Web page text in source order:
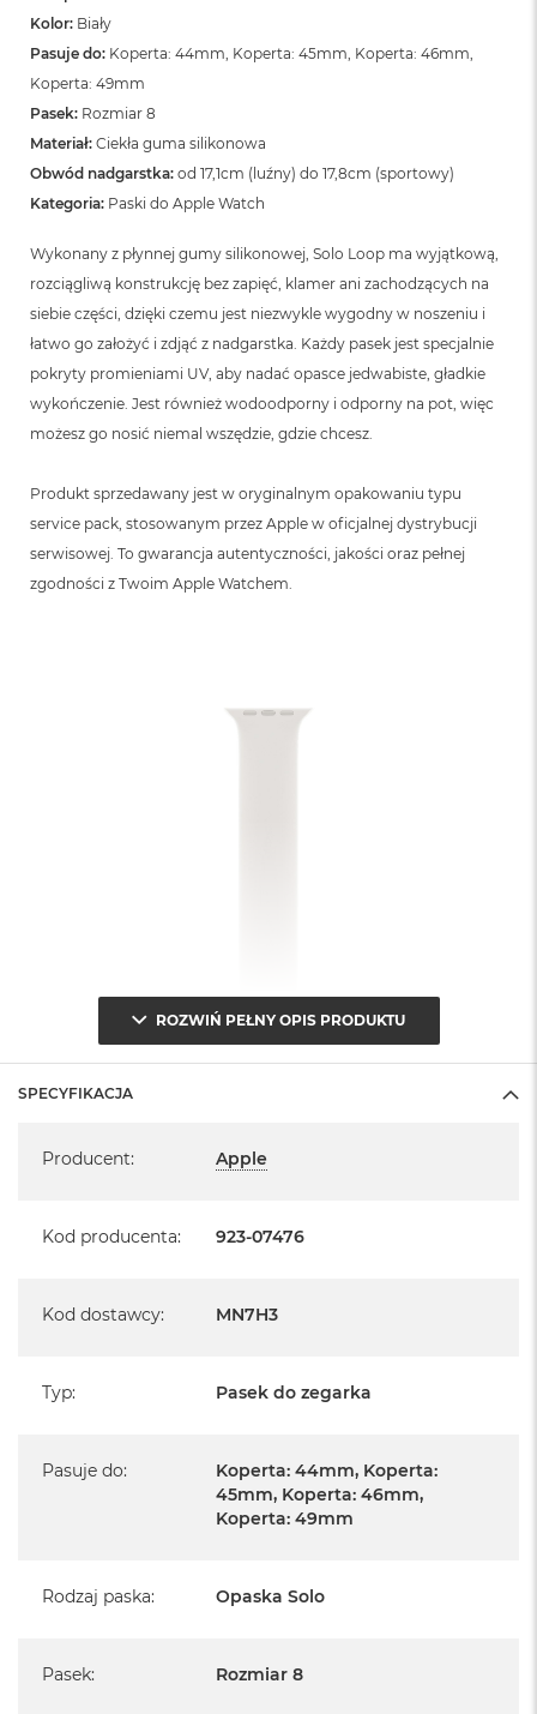
Kolor: Biały
Pasuje do: Koperta: 44mm, Koperta: 45mm, Koperta: 46mm,
Koperta: 49mm
Pasek: Rozmiar 8
Materiał: Ciekła guma silikonowa
Obwód nadgarstka: od 17,1cm (luźny) do 17,8cm (sportowy)
Kategoria: Paski do Apple Watch
Wykonany z płynnej gumy silikonowej, Solo Loop ma wyjątkową,
rozciągliwą konstrukcję bez zapięć, klamer ani zachodzących na
siebie części, dzięki czemu jest niezwykle wygodny w noszeniu i
łatwo go założyć i zdjąć z nadgarstka. Każdy pasek jest specjalnie
pokryty promieniami UV, aby nadać opasce jedwabiste, gładkie
wykończenie. Jest również wodoodporny i odporny na pot, więc
możesz go nosić niemal wszędzie, gdzie chcesz.
Produkt sprzedawany jest w oryginalnym opakowaniu typu
service pack, stosowanym przez Apple w oficjalnej dystrybucji
serwisowej. To gwarancja autentyczności, jakości oraz pełnej
zgodności z Twoim Apple Watchem.
ROZWIŃ PEŁNY OPIS PRODUKTU
SPECYFIKACJA
Producent: Apple
Kod producenta: 923-07476
Kod dostawcy: MN7H3
Typ: Pasek do zegarka
Pasuje do:
Koperta: 44mm, Koperta:
45mm, Koperta: 46mm,
Koperta: 49mm
Rodzaj paska: Opaska Solo
Pasek: Rozmiar 8